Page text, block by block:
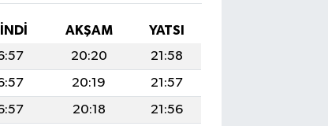
AKŞAM
YATSI
20:20
21:58
20:19
21:57
20:18
21:56